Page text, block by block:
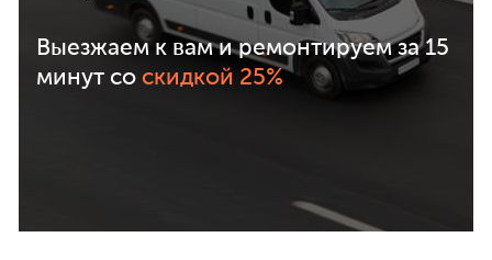
Выезжаем к вам и ремонтируем за 15
минут со скидкой 25%